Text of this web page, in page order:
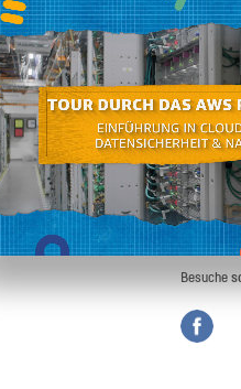
Selbst an­pa­cken
ma­chen.
Bei­trag
schnel­ler
chen Sie
ren und
den
an, wenn
nen oder
möch­ten.
Besuche